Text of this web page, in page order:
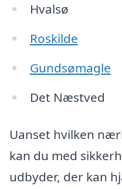
Hvalsø
Roskilde
Gundsømagle
Det Næstved
Uanset hvilken
kan du med
udbyder, der kan